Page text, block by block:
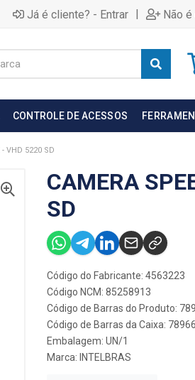
Já é cliente? - Entrar | Não
CONTROLE DE ACESSOS
- VHD 5220 SD
CAMERA
SD
Código do Fabricante: 4563223
Código NCM: 85258913
Código de Barras do Produto:
Código de Barras da Caixa:
Embalagem: UN/1
Marca: INTELBRAS